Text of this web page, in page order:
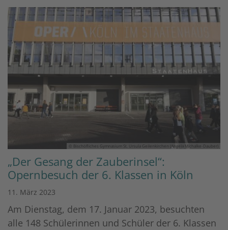
© Bischöfliches Gymnasium St. Ursula Geilenkirchen (Angela Michalke-Dauber)
„Der Gesang der Zauberinsel“:
Opernbesuch der 6. Klassen in Köln
11. März 2023
Am Dienstag, dem 17. Januar 2023, besuchten
alle 148 Schülerinnen und Schüler der 6. Klassen